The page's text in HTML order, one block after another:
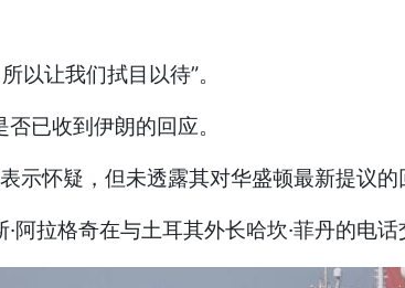
以让我们拭目以待”。
已收到伊朗的回应。
示怀疑，但未透露其对华盛顿最新提议的
拉格奇在与土耳其外长哈坎·菲丹的电话